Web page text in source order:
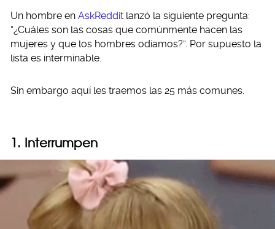
Un hombre en AskReddit lanzó la siguiente pregunta:
“¿Cuáles son las cosas que comúnmente hacen las
mujeres y que los hombres odiamos?”. Por supuesto la
lista es interminable.
Sin embargo aquí les traemos las 25 más comunes.
1. Interrumpen